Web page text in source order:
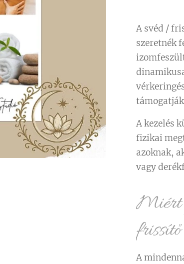
A svéd /
szeretnék
A kezelés
fizikai
azoknak,
vagy
Miért
A